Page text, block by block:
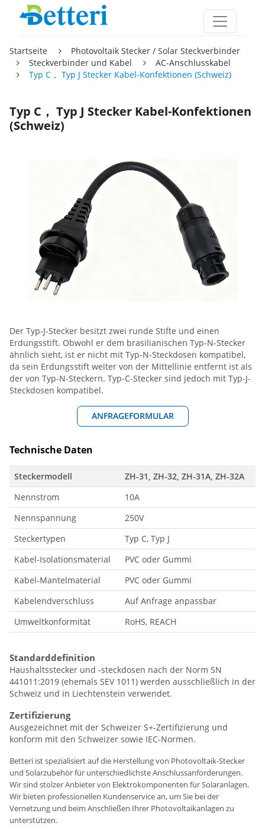
Startseite
Photovoltaik Stecker / Solar Steckverbinder
Steckverbinder und Kabel
AC-Anschlusskabel
Typ C， Typ J Stecker Kabel-Konfektionen (Schweiz)
Typ C， Typ J Stecker Kabel-Konfektionen
(Schweiz)
Der Typ-J-Stecker besitzt zwei runde Stifte und einen
Erdungsstift. Obwohl er dem brasilianischen Typ-N-Stecker
ähnlich sieht, ist er nicht mit Typ-N-Steckdosen kompatibel,
da sein Erdungsstift weiter von der Mittellinie entfernt ist als
der von Typ-N-Steckern. Typ-C-Stecker sind jedoch mit Typ-J-
Steckdosen kompatibel.
ANFRAGEFORMULAR
Technische Daten
Steckermodell
ZH-31, ZH-32, ZH-31A, ZH-32A
Nennstrom
10A
Nennspannung
250V
Steckertypen
Typ C, Typ J
Kabel-Isolationsmaterial
PVC oder Gummi
Kabel-Mantelmaterial
PVC oder Gummi
Kabelendverschluss
Auf Anfrage anpassbar
Umweltkonformität
RoHS, REACH
Standarddefinition
Haushaltsstecker und -steckdosen nach der Norm SN
441011:2019 (ehemals SEV 1011) werden ausschließlich in der
Schweiz und in Liechtenstein verwendet.
Zertifizierung
Ausgezeichnet mit der Schweizer S+-Zertifizierung und
konform mit den Schweizer sowie IEC-Normen.
Betteri ist spezialisiert auf die Herstellung von Photovoltaik-Stecker
und Solarzubehör für unterschiedlichste Anschlussanforderungen.
Wir sind stolzer Anbieter von Elektrokomponenten für Solaranlagen.
Wir bieten professionellen Kundenservice an, um Sie bei der
Vernetzung und beim Anschließen Ihrer Photovoltaikanlagen zu
unterstützen.